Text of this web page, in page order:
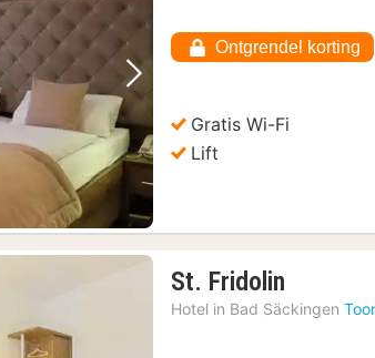
Volgende foto
€
Ontgrendel korting
Gratis Wi-Fi
Lift
St. Fridolin
nacht
Hotel in Bad Säckingen